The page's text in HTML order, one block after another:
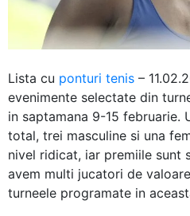
Lista cu ponturi tenis –
evenimente selectate din
in saptamana 9-15 februarie.
total, trei masculine si una
nivel ridicat, iar premiile sunt
avem multi jucatori de
turneele programate in